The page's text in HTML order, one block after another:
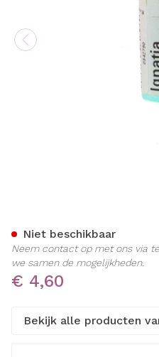
€ 4,60
Niet beschikbaar
Neem contact op met ons via
we samen de mogelijkheden.
Bekijk alle producten